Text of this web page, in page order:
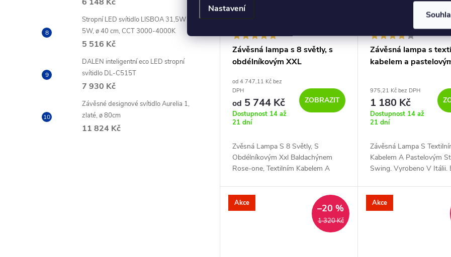
Nastavení
Stropní LED svítidlo LISBOA 31,5W +
5W, ø 40 cm, CCT 3000-4000K
5 516 Kč
DALEN inteligentní eco LED stropní
svítidlo DL-C515T
7 930 Kč
Závěsné designové svítidlo Aurelia 1,
zlaté, ø 80cm
11 824 Kč
Závěsná lampa s 8 světly, s
obdélníkovým XXL
textilním kabelem a kovovými
komponenty
od 4 747,11 Kč bez
DPH
od 5 744 Kč
Dostupnost 14 až
21 dní
ZOBRAZIT
Zvěsná Lampa S 8 Světly, S
Obdélníkovým Xxl Baldachýnem
Rose-one, Textilním Kabelem A
Závěsná lampa s
kabelem a
975,21 Kč bez DPH
1 180 Kč
Dostupnost 14 až
21 dní
Závěsná Lampa S
Kabelem A Pastelovým
Swing. Vyrobeno V Itálii.
Akce
1 320 Kč
–20 % Akce